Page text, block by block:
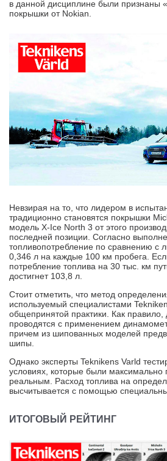
в данной дисциплине были признаны
покрышки от Nokian.
Невзирая на то, что лидером в
традиционно становятся покрышки
модель X-Ice North 3 от этого
последней позиции. Согласно
топливопотребление по сравнению
0,346 л на каждые 100 км пробега.
потребление топлива на 30 тыс. км
достигнет 103,8 л.
Стоит отметить, что метод
используемый специалистами
общепринятой практики. Как
проводятся с применением
причем из шипованных моделей
шипы.
Однако эксперты Teknikens Varld
условиях, которые были максимально
реальным. Расход топлива на
высчитывается с помощью
ИТОГОВЫЙ РЕЙТИНГ